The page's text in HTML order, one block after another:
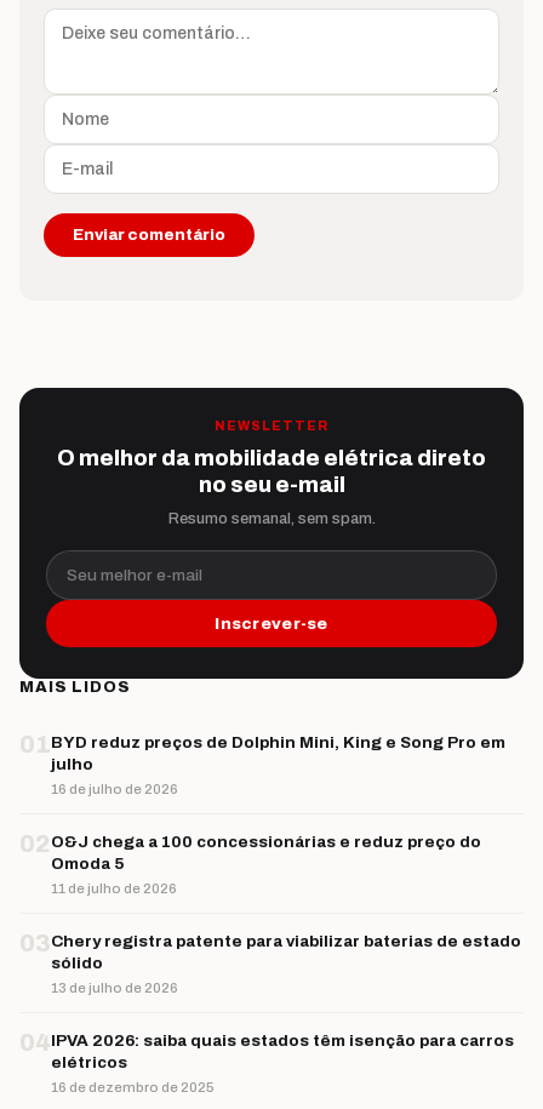
NEWSLETTER
O melhor da mobilidade elétrica direto
no seu e-mail
Resumo semanal, sem spam.
Seu melhor e-mail
Inscrever-se
MAIS LIDOS
01BYD reduz preços de Dolphin Mini, King e Song Pro em
julho
16 de julho de 2026
02 O&J chega a 100 concessionárias e reduz preço do
Omoda 5
11 de julho de 2026
03Chery registra patente para viabilizar baterias de estado
sólido
13 de julho de 2026
04IPVA 2026: saiba quais estados têm isenção para carros
elétricos
16 de dezembro de 2025